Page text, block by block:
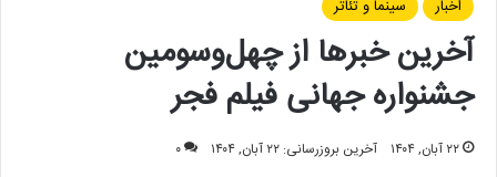
اخبار
سینما و تئاتر
آخرین خبرها از چهل‌وسومین
جشنواره جهانی فیلم فجر
۲۲ آبان, ۱۴۰۴ آخرین بروزرسانی: ۲۲ آبان, ۱۴۰۴ ۰